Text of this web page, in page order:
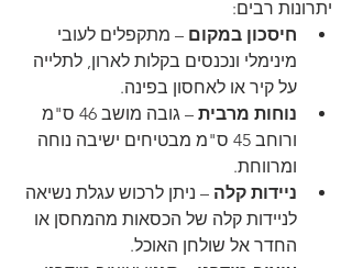
יתרונות רבים:
חיסכון במקום – מתקפלים לעובי
מינימלי ונכנסים בקלות לארון, לתלייה
על קיר או לאחסון בפינה.
נוחות מרבית
– גובה מושב 46 ס"מ
ורוחב 45 ס"מ מבטיחים ישיבה נוחה
ומרווחת.
ניידות קלה – ניתן לרכוש עגלת נשיאה
לניידות קלה של הכסאות מהמחסן או
החדר אל שולחן האוכל.